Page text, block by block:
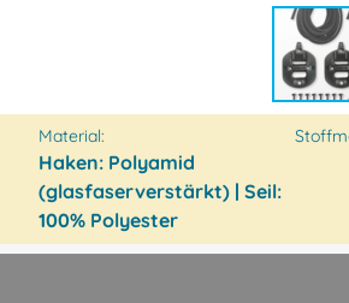
Material:
Haken: Polyamid
(glasfaserverstärkt) | Seil:
100% Polyester